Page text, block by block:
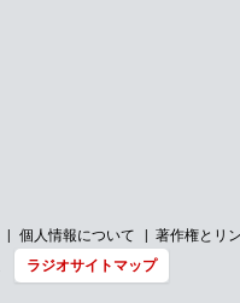
個人情報について
著作権とリ
ラジオサイトマップ